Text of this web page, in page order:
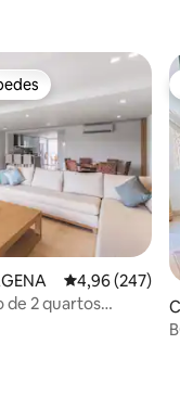
dos hóspedes
4,96 de uma
4,96 (247)
de 2 quartos